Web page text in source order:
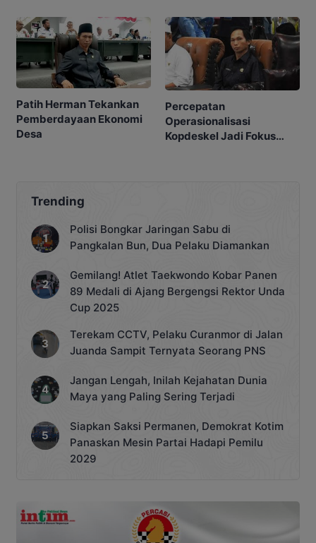
Patih Herman Tekankan
Pemberdayaan Ekonomi
Desa
Percepatan
Operasionalisasi
Kopdeskel Jadi Fokus
Trending
Polisi Bongkar Jaringan Sabu di
Pangkalan Bun, Dua Pelaku Diamankan
Gemilang! Atlet Taekwondo Kobar Panen
89 Medali di Ajang Bergengsi Rektor Unda
Cup 2025
Terekam CCTV, Pelaku Curanmor di Jalan
Juanda Sampit Ternyata Seorang PNS
Jangan Lengah, Inilah Kejahatan Dunia
Maya yang Paling Sering Terjadi
Siapkan Saksi Permanen, Demokrat Kotim
Panaskan Mesin Partai Hadapi Pemilu
2029